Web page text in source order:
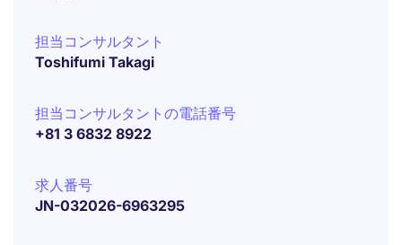
担当コンサルタント
Toshifumi Takagi
担当コンサルタントの電話番号
+81 3 6832 8922
求人番号
JN-032026-6963295